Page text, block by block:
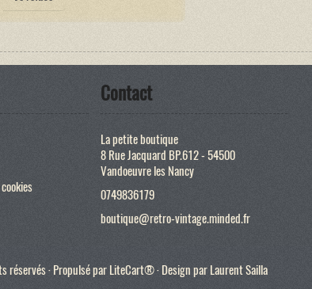
Contact
La petite boutique
8 Rue Jacquard BP.612 - 54500
Vandoeuvre les Nancy
0749836179
boutique@retro-vintage.minded.fr
· Propulsé parLiteCart®· Design par Laurent Sailla